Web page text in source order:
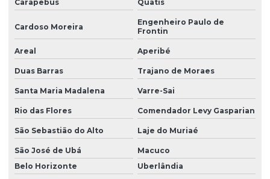
Montadora de ambulatório para canteiro de obra
Montadora de canteiro de obra com almoxarifado
Montadora de canteiro de obra com alojamento
Montadora de canteiro de obra com ambulatório
Montadora de canteiro de obra com ambulatório em pr
Montadora de canteiro de obra com escritório
Montadora de canteiro de obra com refeitório
Carapebus Quatis
Cardoso Moreira
Engenheiro Paulo de
Frontin
Areal Aperibé
Duas Barras Trajano de Moraes
Santa Maria Madalena Varre-Sai
Rio das Flores Comendador Levy Gasparian
São Sebastião do Alto Laje do Muriaé
São José de Ubá
Macuco
Belo Horizonte
Uberlândia